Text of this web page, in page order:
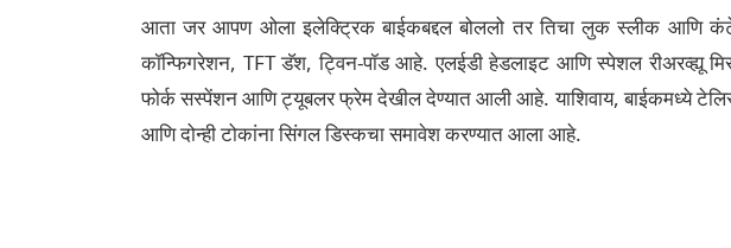
आता जर आपण ओला इलेक्ट्रिक बाईकबद्दल बोललो तर तिचा लुक स्लीक आणि
कॉन्फिगरेशन, TFT डॅश, ट्विन-पॉड आहे. एलईडी हेडलाइट आणि स्पेशल रीअरव्ह्यू
फोर्क सस्पेंशन आणि ट्यूबलर फ्रेम देखील देण्यात आली आहे. याशिवाय, बाईकमध्ये
आणि दोन्ही टोकांना सिंगल डिस्कचा समावेश करण्यात आला आहे.